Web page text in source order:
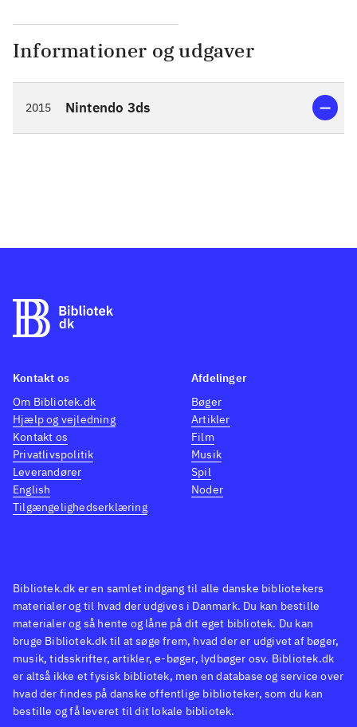
Informationer og udgaver
2015 Nintendo 3ds
Bibliotek.dk er en samlet indgang til alle danske bibliotekers
materialer og til hvad der udgives i Danmark. Du kan bestille
materialer og så hente og låne på dit eget bibliotek. Du kan
bruge Bibliotek.dk til at søge frem, hvad der er udgivet af bøger,
musik, tidsskrifter, artikler, e-bøger, lydbøger osv. Bibliotek.dk
er altså ikke et fysisk bibliotek, men en database og service over
hvad der findes på danske offentlige biblioteker, som du kan
bestille og få leveret til dit lokale bibliotek.
Kontakt os
Om Bibliotek.dk
Hjælp og vejledning
Kontakt os
Privatlivspolitik
Leverandører
English
Tilgængelighedserklæring
Afdelinger
Bøger
Artikler
Film
Musik
Spil
Noder